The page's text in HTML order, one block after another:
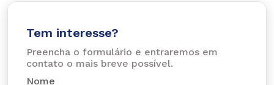
Tem interesse?
Preencha o formulário e entraremos em
contato o mais breve possível.
Nome